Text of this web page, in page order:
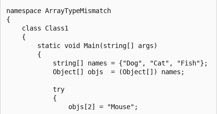
namespace ArrayTypeMismatch
{
    class Class1
    {
        static void Main(string[] args)
        {
            string[] names = {"Dog", "Cat", "Fish"};
            Object[] objs  = (Object[]) names;
            try
            {
                objs[2] = "Mouse";